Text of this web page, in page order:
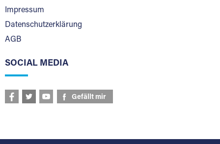
Impressum
Datenschutzerklärung
AGB
SOCIAL MEDIA
Gefällt mir